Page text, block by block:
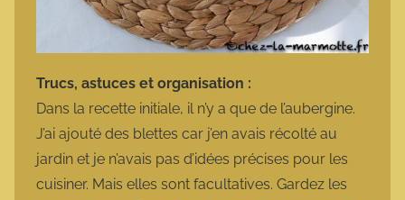
Trucs, astuces et organisation :
Dans la recette initiale, il n’y a que de l’aubergine.
J’ai ajouté des blettes car j’en avais récolté au
jardin et je n’avais pas d’idées précises pour les
cuisiner. Mais elles sont facultatives. Gardez les